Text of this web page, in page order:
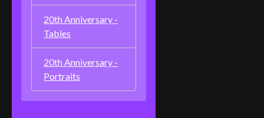
20th Anniversary -
Tables
20th Anniversary -
Portraits